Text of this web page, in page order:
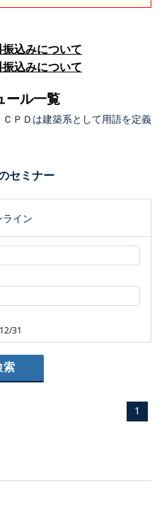
込みについて
込みについて
ール一覧
ＰＤは建築系として用語を定義
セミナー
ライン
31
1